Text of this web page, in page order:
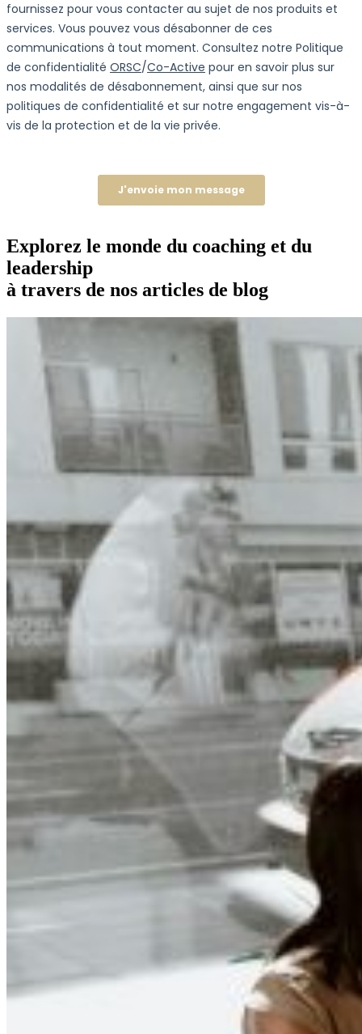
Explorez le monde du coaching et du
leadership
à travers de nos articles de blog